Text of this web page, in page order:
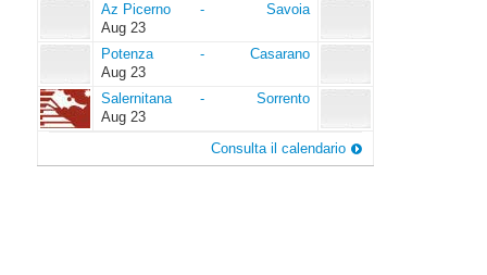
Az
Picerno
Az Picerno -
Savoia
Aug 23
Potenza
Potenza -
Casarano
Aug 23
Salernitana
Salernitana -
Sorrento
Aug 23
Consulta il calendario